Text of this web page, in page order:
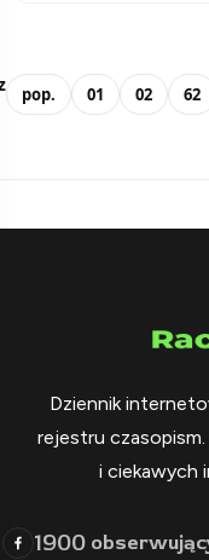
pop. 01 02 62
Dziennik
rejestru
i ciekawych
1900